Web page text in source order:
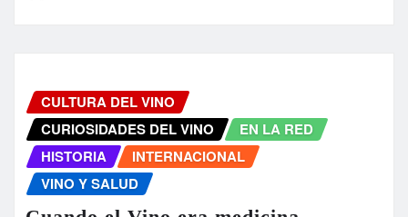
CULTURA DEL VINO
CURIOSIDADES DEL VINO
EN LA RED
HISTORIA
INTERNACIONAL
VINO Y SALUD